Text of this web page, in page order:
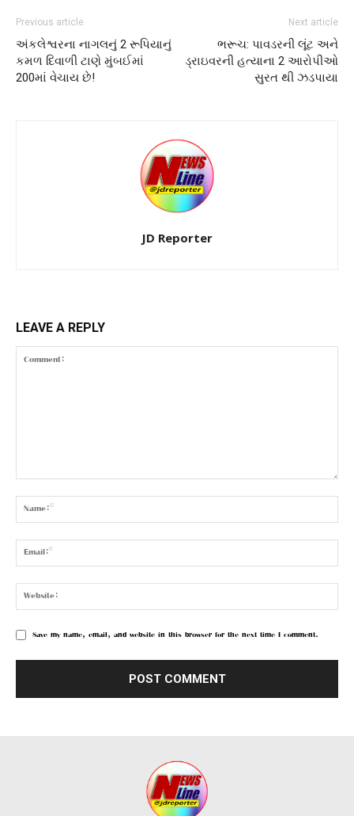
Previous article
અંકલેશ્વરના નાગલનું 2 રૂપિયાનું
કમળ દિવાળી ટાણે મુંબઈમાં
200માં વેચાય છે!
Next article
ભરૂચ: પાવડરની લૂંટ અને
ડ્રાઇવરની હત્યાના 2 આરોપીઓ
સુરત થી ઝડપાયા
JD Reporter
LEAVE A REPLY
Save my name, email, and website in this browser for the next time I comment.